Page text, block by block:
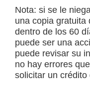
Nota: si se le
una copia gratuita
dentro de los 60
puede ser una
puede revisar su
no hay errores
solicitar un